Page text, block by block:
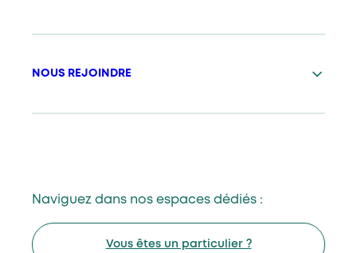
NOUS REJOINDRE
Naviguez dans nos espaces dédiés :
Vous êtes un particulier ?